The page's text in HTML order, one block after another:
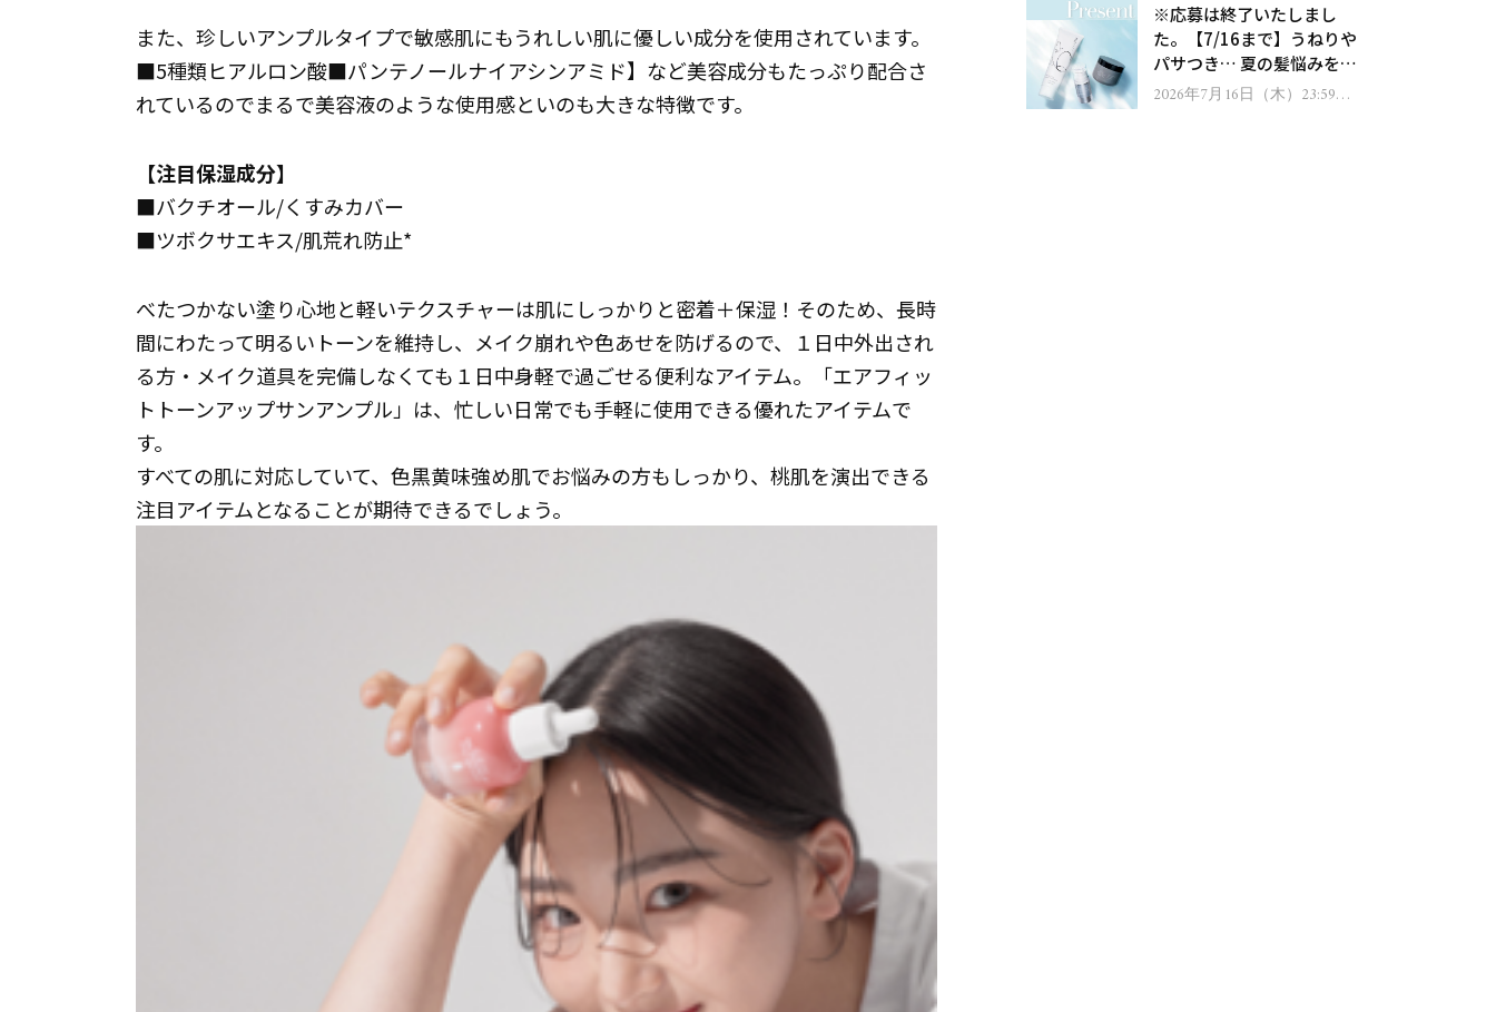
また、珍しいアンプルタイプで敏感肌にもうれしい肌に優しい成分を使用されています。
■5種類ヒアルロン酸■パンテノールナイアシンアミド】など美容成分もたっぷり配合さ
れているのでまるで美容液のような使用感といのも大きな特徴です。
【注目保湿成分】
■バクチオール/くすみカバー
■ツボクサエキス/肌荒れ防止*
べたつかない塗り心地と軽いテクスチャーは肌にしっかりと密着＋保湿！そのため、長時
間にわたって明るいトーンを維持し、メイク崩れや色あせを防げるので、１日中外出され
る方・メイク道具を完備しなくても１日中身軽で過ごせる便利なアイテム。「エアフィッ
トトーンアップサンアンプル」は、忙しい日常でも手軽に使用できる優れたアイテムで
す。
すべての肌に対応していて、色黒黄味強め肌でお悩みの方もしっかり、桃肌を演出できる
注目アイテムとなることが期待できるでしょう。
ゼント！
※応募は終了いたしまし
た。【7/16まで】うねりや
パサつき… 夏の髪悩みを解
消するヘアケアアイテムを
2026年7月16日（木）23:59ま